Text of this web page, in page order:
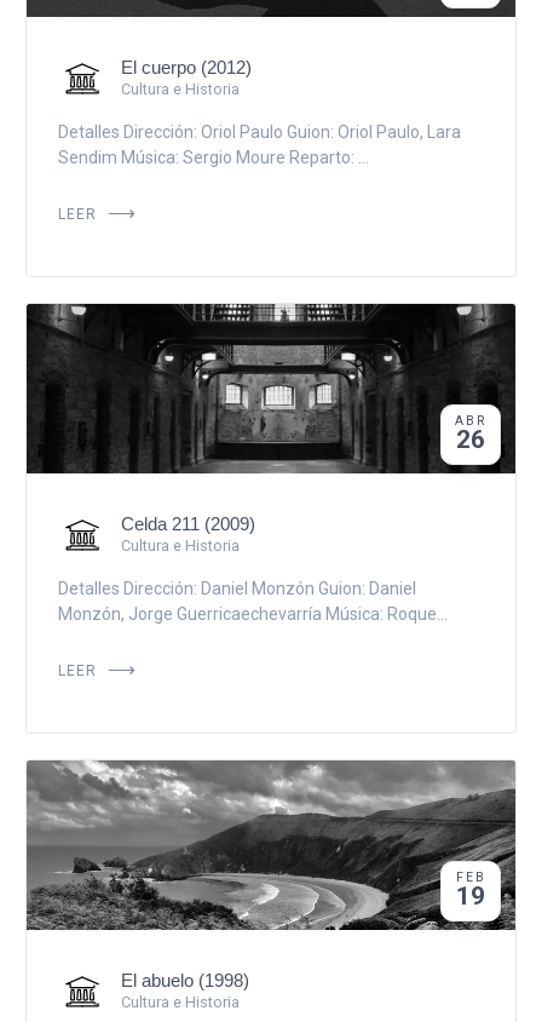
El cuerpo (2012)
Cultura e Historia
Detalles Dirección: Oriol Paulo Guion: Oriol Paulo, Lara
Sendim Música: Sergio Moure Reparto: ...
LEER
ABR
26
Celda 211 (2009)
Cultura e Historia
Detalles Dirección: Daniel Monzón Guion: Daniel
Monzón, Jorge Guerricaechevarría Música: Roque...
LEER
FEB
19
El abuelo (1998)
Cultura e Historia